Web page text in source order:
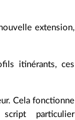
extension,
itinérants, ces
Cela fonctionne
particulier